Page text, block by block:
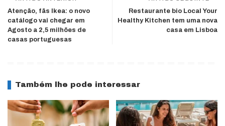
Atenção, fãs Ikea: o novo
catálogo vai chegar em
Agosto a 2,5 milhões de
casas portuguesas
Restaurante bio Local Your
Healthy Kitchen tem uma nova
casa em Lisboa
Também lhe pode interessar